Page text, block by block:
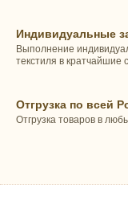
Индивидуальные
Выполнение
текстиля в кратчайшие
Отгрузка по всей
Отгрузка товаров в